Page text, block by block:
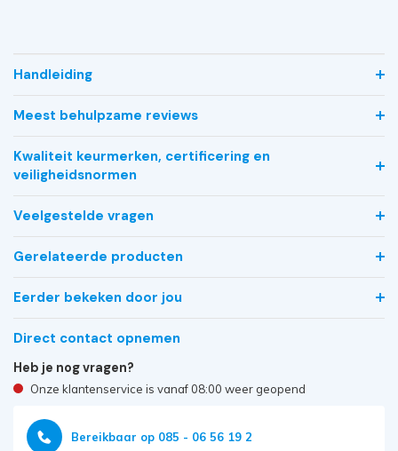
Handleiding
Meest behulpzame reviews
Kwaliteit keurmerken, certificering en
veiligheidsnormen
Veelgestelde vragen
Gerelateerde producten
Eerder bekeken door jou
Direct contact opnemen
Heb je nog vragen?
Onze klantenservice is vanaf 08:00 weer geopend
Bereikbaar op 085 - 06 56 19 2